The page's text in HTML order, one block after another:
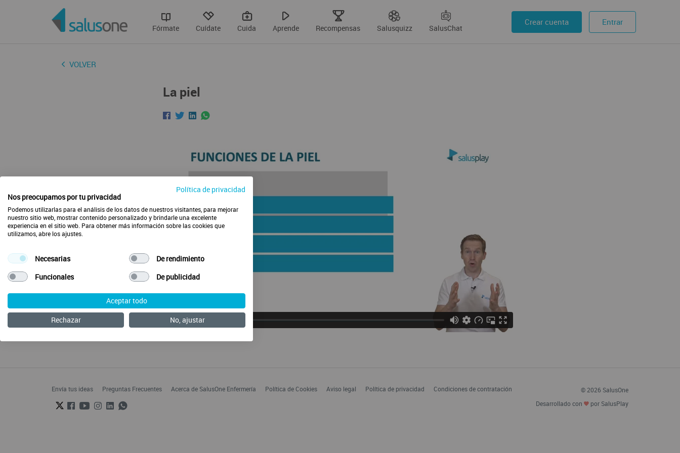
Fórmate Cuídate Cuida Aprende Recompensas Salusquizz SalusChat
Crear cuenta Entrar
VOLVER
La piel
Envía tus ideas Preguntas Frecuentes Acerca de SalusOne Enfermería Política de Cookies Aviso legal Política de privacidad Condiciones de contratación
© 2026 SalusOne
Desarrollado con
por SalusPlay
Política de privacidad
Nos preocupamos por tu privacidad
Podemos utilizarlas para el análisis de los datos de nuestros visitantes, para mejorar
nuestro sitio web, mostrar contenido personalizado y brindarle una excelente
experiencia en el sitio web. Para obtener más información sobre las cookies que
utilizamos, abre los ajustes.
Necesarias
De rendimiento
Funcionales
De publicidad
Aceptar todo
Rechazar
No, ajustar